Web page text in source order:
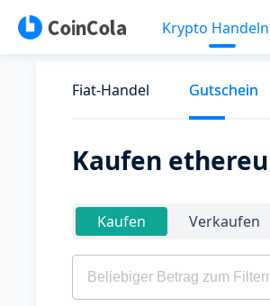
Krypto Handeln
Fiat-Handel Gutschein
Kaufen
Kaufen Verkaufen